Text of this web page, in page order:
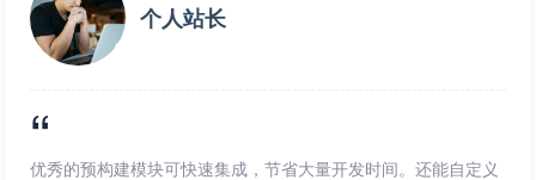
个人站长
优秀的预构建模块可快速集成，节省大量开发时间。还能自定义